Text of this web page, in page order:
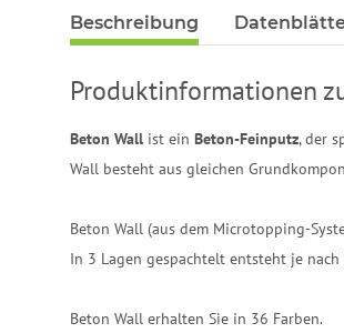
Beschreibung
Produktinformationen
Beton Wall ist ein Beton-Feinputz, der
Wall besteht aus gleichen
Beton Wall (aus dem Microtopping-
In 3 Lagen gespachtelt entsteht je
Beton Wall erhalten Sie in 36 Farben.